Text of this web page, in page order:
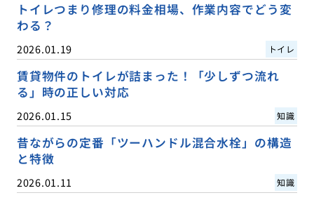
トイレつまり修理の料金相場、作業内容でどう変
わる？
2026.01.19 トイレ
賃貸物件のトイレが詰まった！「少しずつ流れ
る」時の正しい対応
2026.01.15 知識
昔ながらの定番「ツーハンドル混合水栓」の構造
と特徴
2026.01.11 知識